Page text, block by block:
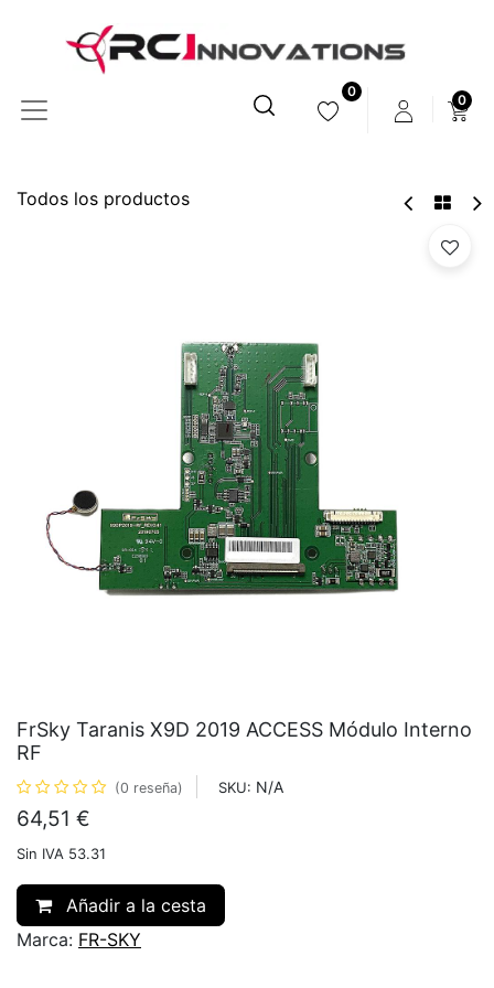
0
0
Todos los productos
FrSky Taranis X9D 2019 ACCESS Módulo Interno
RF
(0 reseña) SKU: N/A
64,51 €
Sin IVA 53.31
Añadir a la cesta
Marca: FR-SKY